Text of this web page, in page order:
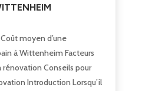
moyen d’une
à Wittenheim Facteurs
Conseils pour
Introduction Lorsqu’il